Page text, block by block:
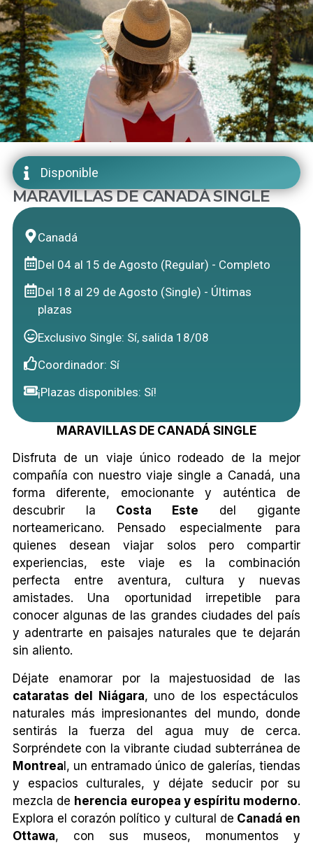
Disponible
MARAVILLAS DE CANADÁ SINGLE
Canadá
Del 04 al 15 de Agosto (Regular) - Completo
Del 18 al 29 de Agosto (Single) - Últimas
plazas
Exclusivo Single: Sí, salida 18/08
Coordinador: Sí
¡Plazas disponibles: Sí!
MARAVILLAS DE CANADÁ SINGLE
Disfruta de un viaje único rodeado de la mejor
compañía con nuestro viaje single a Canadá, una
forma diferente, emocionante y auténtica de
descubrir la Costa Este del gigante
norteamericano. Pensado especialmente para
quienes desean viajar solos pero compartir
experiencias, este viaje es la combinación
perfecta entre aventura, cultura y nuevas
amistades. Una oportunidad irrepetible para
conocer algunas de las grandes ciudades del país
y adentrarte en paisajes naturales que te dejarán
sin aliento.
Déjate enamorar por la majestuosidad de las
cataratas del Niágara, uno de los espectáculos
naturales más impresionantes del mundo, donde
sentirás la fuerza del agua muy de cerca.
Sorpréndete con la vibrante ciudad subterránea de
Montreal, un entramado único de galerías, tiendas
y espacios culturales, y déjate seducir por su
mezcla de herencia europea y espíritu moderno.
Explora el corazón político y cultural de Canadá en
Ottawa, con sus museos, monumentos y